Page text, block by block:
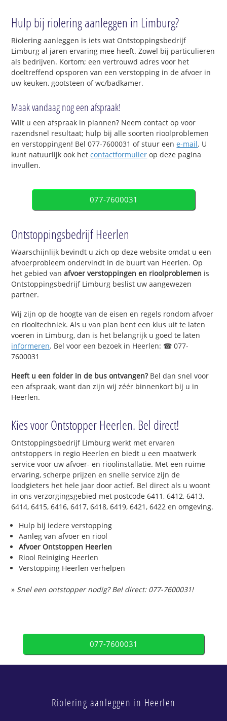
Hulp bij riolering aanleggen in Limburg?
Riolering aanleggen is iets wat Ontstoppingsbedrijf
Limburg al jaren ervaring mee heeft. Zowel bij particulieren
als bedrijven. Kortom; een vertrouwd adres voor het
doeltreffend opsporen van een verstopping in de afvoer in
uw keuken, gootsteen of wc/badkamer.
Maak vandaag nog een afspraak!
Wilt u een afspraak in plannen? Neem contact op voor
razendsnel resultaat; hulp bij alle soorten rioolproblemen
en verstoppingen! Bel 077-7600031 of stuur eene-mail. U
kunt natuurlijk ook hetcontactformulier op deze pagina
invullen.
077-7600031
Ontstoppingsbedrijf Heerlen
Waarschijnlijk bevindt u zich op deze website omdat u een
afvoerprobleem ondervindt in de buurt van Heerlen. Op
het gebied vanafvoer verstoppingen en rioolproblemen is
Ontstoppingsbedrijf Limburg beslist uw aangewezen
partner.
Wij zijn op de hoogte van de eisen en regels rondom afvoer
en riooltechniek. Als u van plan bent een klus uit te laten
voeren in Limburg, dan is het belangrijk u goed te laten
informeren. Bel voor een bezoek in Heerlen: ☎ 077-
7600031
Heeft u een folder in de bus ontvangen?Bel dan snel voor
een afspraak, want dan zijn wij zéér binnenkort bij u in
Heerlen.
Kies voor Ontstopper Heerlen. Bel direct!
Ontstoppingsbedrijf Limburg werkt met ervaren
ontstoppers in regio Heerlen en biedt u een maatwerk
service voor uw afvoer- en rioolinstallatie. Met een ruime
ervaring, scherpe prijzen en snelle service zijn de
loodgieters het hele jaar door actief. Bel direct als u woont
in ons verzorgingsgebied met postcode 6411, 6412, 6413,
6414, 6415, 6416, 6417, 6418, 6419, 6421, 6422 en omgeving.
Hulp bij iedere verstopping
Aanleg van afvoer en riool
Afvoer Ontstoppen Heerlen
Riool Reiniging Heerlen
Verstopping Heerlen verhelpen
» Snel een ontstopper nodig? Bel direct: 077-7600031!
077-7600031
Riolering aanleggen in Heerlen